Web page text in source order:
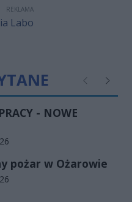
REKLAMA
Poprzednie
- NOWE
artykułu:
pożar w Ożarowie
artykułu: